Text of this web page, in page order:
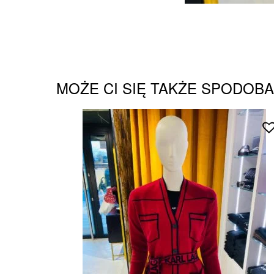
MOŻE CI SIĘ TAKŻE